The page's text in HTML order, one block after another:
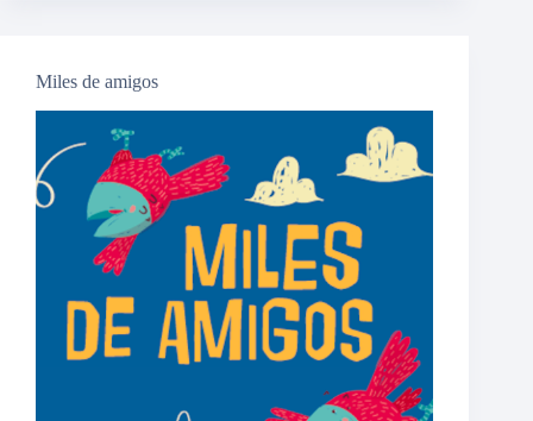
Miles de amigos